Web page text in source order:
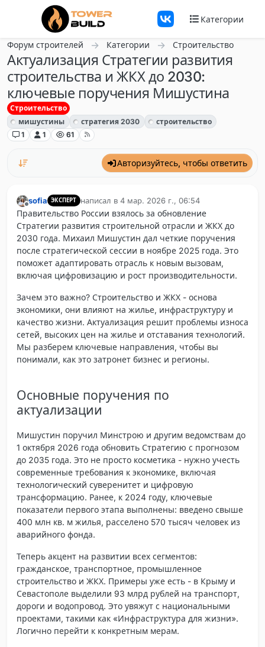
Перейти к содержанию
Категории
Форум строителей Категории Строительство
Актуализация Стратегии развития
строительства и ЖКХ до 2030:
ключевые поручения Мишустина
Строительство
мишустины
стратегия 2030
строительство
1
1 61
Авторизуйтесь, чтобы ответить
Не в сети
sofia ЭКСПЕРТ написал в 4 мар. 2026 г., 06:54
отредактировано
Правительство России взялось за обновление
Стратегии развития строительной отрасли и ЖКХ до
2030 года. Михаил Мишустин дал четкие поручения
после стратегической сессии в ноябре 2025 года. Это
поможет адаптировать отрасль к новым вызовам,
включая цифровизацию и рост производительности.
Зачем это важно? Строительство и ЖКХ - основа
экономики, они влияют на жилье, инфраструктуру и
качество жизни. Актуализация решит проблемы износа
сетей, высоких цен на жилье и отставания технологий.
Мы разберем ключевые направления, чтобы вы
понимали, как это затронет бизнес и регионы.
Основные поручения по
актуализации
Мишустин поручил Минстрою и другим ведомствам до
1 октября 2026 года обновить Стратегию с прогнозом
до 2035 года. Это не просто косметика - нужно учесть
современные требования к экономике, включая
технологический суверенитет и цифровую
трансформацию. Ранее, к 2024 году, ключевые
показатели первого этапа выполнены: введено свыше
400 млн кв. м жилья, расселено 570 тысяч человек из
аварийного фонда.
Теперь акцент на развитии всех сегментов:
гражданское, транспортное, промышленное
строительство и ЖКХ. Примеры уже есть - в Крыму и
Севастополе выделили 93 млрд рублей на транспорт,
дороги и водопровод. Это увяжут с национальными
проектами, такими как «Инфраструктура для жизни».
Логично перейти к конкретным мерам.